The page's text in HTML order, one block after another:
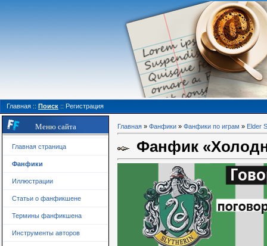
Главная :: Поиск :: Регистрация
Меню сайта
Главная страница
Фанфики
Иллюстрации
Статьи о фанфикшене
Термины фанфикшена
Инструменты авторов
Главная » Фанфики » Фанфики по играм » Elder
Фанфик